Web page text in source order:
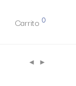
Carrito 0